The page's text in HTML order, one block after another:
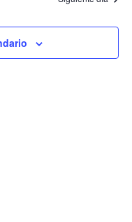
vistas
Eventos